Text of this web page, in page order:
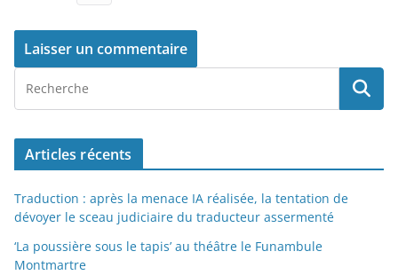
Articles récents
Traduction : après la menace IA réalisée, la tentation de
dévoyer le sceau judiciaire du traducteur assermenté
‘La poussière sous le tapis’ au théâtre le Funambule
Montmartre